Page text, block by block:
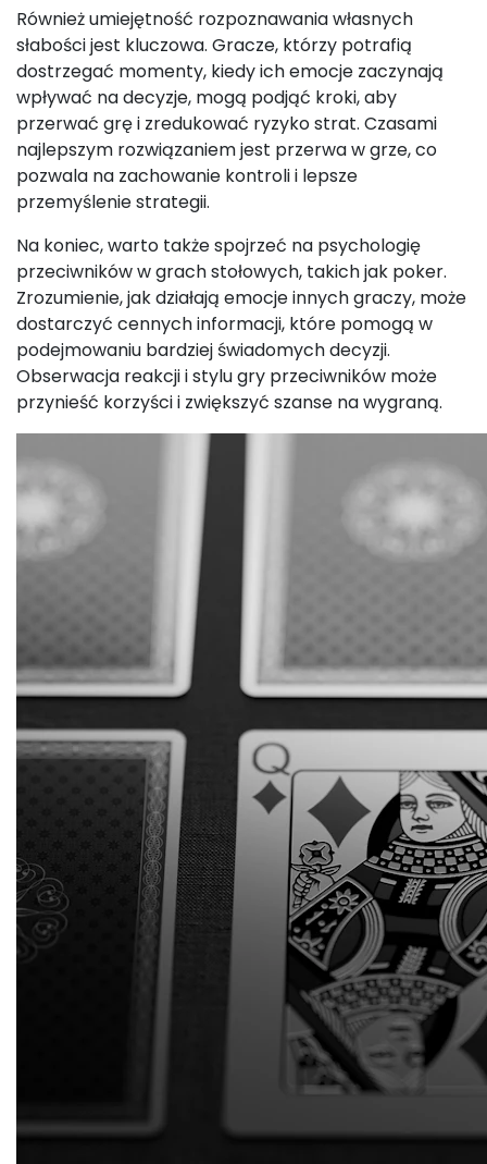
Również umiejętność rozpoznawania własnych
słabości jest kluczowa. Gracze, którzy potrafią
dostrzegać momenty, kiedy ich emocje zaczynają
wpływać na decyzje, mogą podjąć kroki, aby
przerwać grę i zredukować ryzyko strat. Czasami
najlepszym rozwiązaniem jest przerwa w grze, co
pozwala na zachowanie kontroli i lepsze
przemyślenie strategii.
Na koniec, warto także spojrzeć na psychologię
przeciwników w grach stołowych, takich jak poker.
Zrozumienie, jak działają emocje innych graczy, może
dostarczyć cennych informacji, które pomogą w
podejmowaniu bardziej świadomych decyzji.
Obserwacja reakcji i stylu gry przeciwników może
przynieść korzyści i zwiększyć szanse na wygraną.